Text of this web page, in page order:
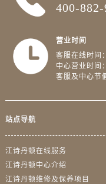
400-882-
营业时间
客服在线时间
中心营业时间
客服及中心节
站点导航
江诗丹顿在线服务
江诗丹顿中心介绍
江诗丹顿维修及保养项目